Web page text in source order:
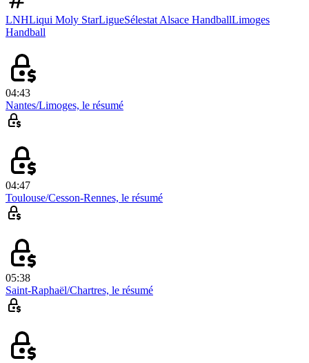
LNHLiqui Moly StarLigueSélestat Alsace HandballLimoges
Handball
04:43
Nantes/Limoges, le résumé
04:47
Toulouse/Cesson-Rennes, le résumé
05:38
Saint-Raphaël/Chartres, le résumé